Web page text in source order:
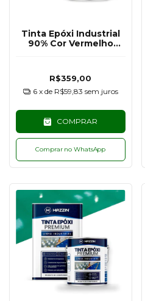
Tinta Epóxi Industrial
90% Cor Vermelho
R$359,00
6 x de R$59,83 sem juros
COMPRAR
Comprar no WhatsApp